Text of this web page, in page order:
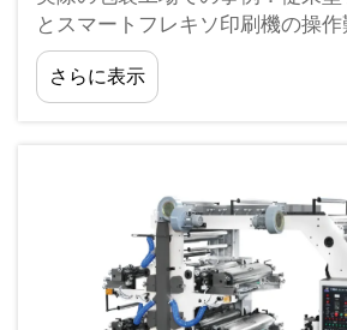
とスマートフレキソ印刷機の操作
多くの紙製包装ワークショップの
のフレキソ印刷機をインテリジェ
に置き換えた後、明らかに効率性
さらに表示